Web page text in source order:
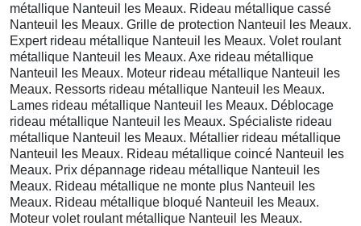
métallique Nanteuil les Meaux. Rideau métallique cassé
Nanteuil les Meaux. Grille de protection Nanteuil les Meaux.
Expert rideau métallique Nanteuil les Meaux. Volet roulant
métallique Nanteuil les Meaux. Axe rideau métallique
Nanteuil les Meaux. Moteur rideau métallique Nanteuil les
Meaux. Ressorts rideau métallique Nanteuil les Meaux.
Lames rideau métallique Nanteuil les Meaux. Déblocage
rideau métallique Nanteuil les Meaux. Spécialiste rideau
métallique Nanteuil les Meaux. Métallier rideau métallique
Nanteuil les Meaux. Rideau métallique coincé Nanteuil les
Meaux. Prix dépannage rideau métallique Nanteuil les
Meaux. Rideau métallique ne monte plus Nanteuil les
Meaux. Rideau métallique bloqué Nanteuil les Meaux.
Moteur volet roulant métallique Nanteuil les Meaux.